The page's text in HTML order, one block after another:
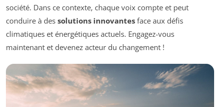
société. Dans ce contexte, chaque voix compte et peut
conduire à des solutions innovantes face aux défis
climatiques et énergétiques actuels. Engagez-vous
maintenant et devenez acteur du changement !